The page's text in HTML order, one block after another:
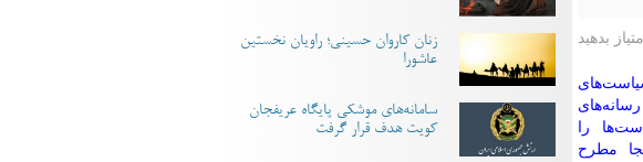
امتیاز بدهید
را
مطرح
زنان کاروان حسینی؛ راویان نخستین
عاشورا
سامانه‌های موشکی پایگاه عریفجان
کویت هدف قرار گرفت